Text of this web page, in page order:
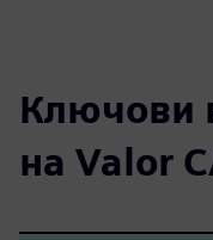
Ключови
на Valor